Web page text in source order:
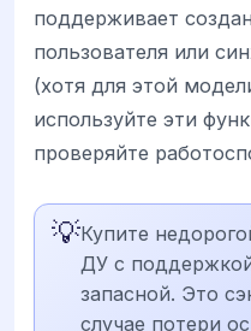
поддерживает
пользователя или
(хотя для этой
используйте эти
проверяйте
💡Купите
ДУ с
запасной. Это
случае потери